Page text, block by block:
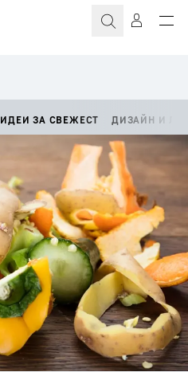
ИДЕИ ЗА СВЕЖЕСТ ДИЗАЙН И